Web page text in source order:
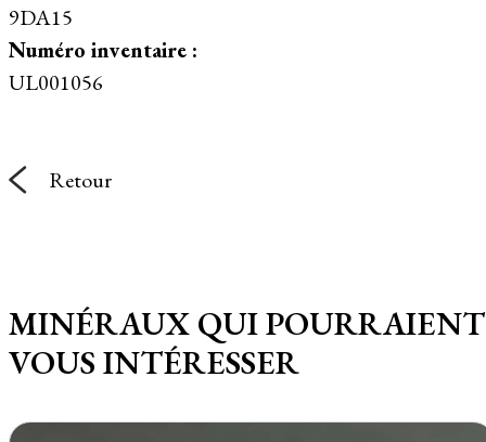
9DA15
Numéro inventaire :
UL001056
Retour
MINÉRAUX QUI POURRAIENT
VOUS INTÉRESSER